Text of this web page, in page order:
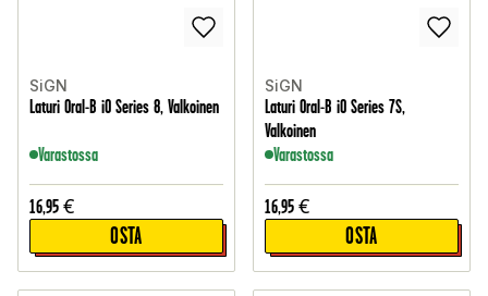
SiGN
Laturi Oral-B iO Series 8, Valkoinen
Varastossa
16,95 €
OSTA
SiGN
Laturi Oral-B iO Series 7S,
Valkoinen
Varastossa
16,95 €
OSTA